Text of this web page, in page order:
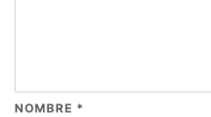
NOMBRE *